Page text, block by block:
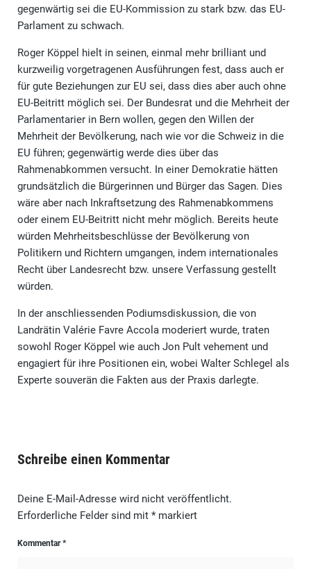
gegenwärtig sei die EU-Kommission zu stark bzw. das EU-
Parlament zu schwach.
Roger Köppel hielt in seinen, einmal mehr brilliant und
kurzweilig vorgetragenen Ausführungen fest, dass auch er
für gute Beziehungen zur EU sei, dass dies aber auch ohne
EU-Beitritt möglich sei. Der Bundesrat und die Mehrheit der
Parlamentarier in Bern wollen, gegen den Willen der
Mehrheit der Bevölkerung, nach wie vor die Schweiz in die
EU führen; gegenwärtig werde dies über das
Rahmenabkommen versucht. In einer Demokratie hätten
grundsätzlich die Bürgerinnen und Bürger das Sagen. Dies
wäre aber nach Inkraftsetzung des Rahmenabkommens
oder einem EU-Beitritt nicht mehr möglich. Bereits heute
würden Mehrheitsbeschlüsse der Bevölkerung von
Politikern und Richtern umgangen, indem internationales
Recht über Landesrecht bzw. unsere Verfassung gestellt
würden.
In der anschliessenden Podiumsdiskussion, die von
Landrätin Valérie Favre Accola moderiert wurde, traten
sowohl Roger Köppel wie auch Jon Pult vehement und
engagiert für ihre Positionen ein, wobei Walter Schlegel als
Experte souverän die Fakten aus der Praxis darlegte.
Schreibe einen Kommentar
Deine E-Mail-Adresse wird nicht veröffentlicht.
Erforderliche Felder sind mit *markiert
Kommentar*